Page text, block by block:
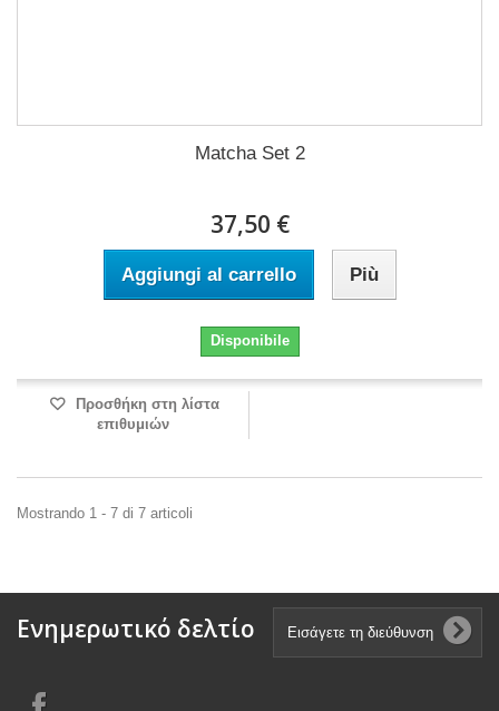
Matcha Set 2
37,50 €
Aggiungi al carrello Più
Disponibile
Προσθήκη στη λίστα
επιθυμιών
Mostrando 1 - 7 di 7 articoli
Ενημερωτικό δελτίο